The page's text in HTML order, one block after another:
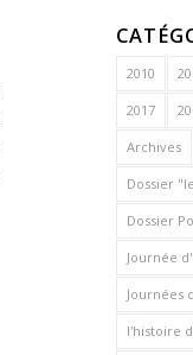
2010
2017
Archives
Dossier
Dossier
Journée
Journées
l'histoire